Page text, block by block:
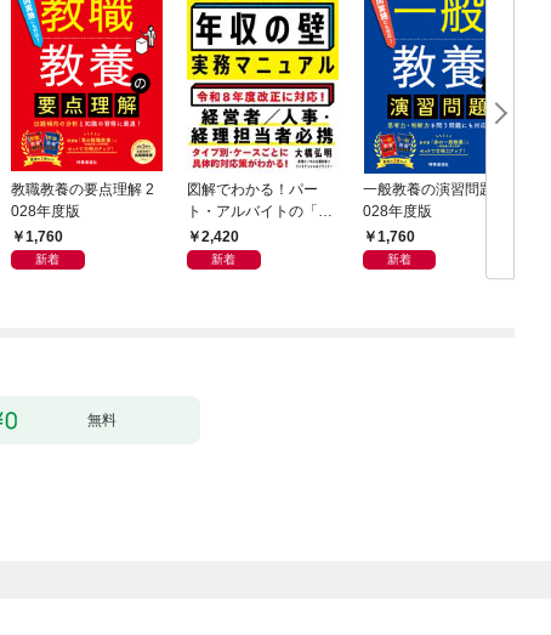
教職教養の要点理解 2
028年度版
1,760
新着
図解でわかる！パー
ト・アルバイトの「年
収の壁」実務マニュア
ル
2,420
新着
一般教養の演習問題 2
028年度版
1,760
新着
無料